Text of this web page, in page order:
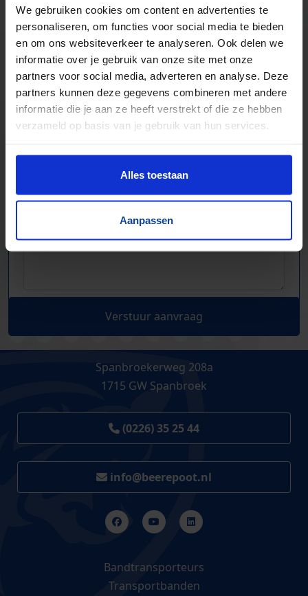
We gebruiken cookies om content en advertenties te
personaliseren, om functies voor social media te bieden
en om ons websiteverkeer te analyseren. Ook delen we
informatie over je gebruik van onze site met onze
partners voor social media, adverteren en analyse. Deze
partners kunnen deze gegevens combineren met andere
informatie die je aan ze heeft verstrekt of die ze hebben
verzameld op basis van je gebruik van hun services.
Alles toestaan
Aanpassen
Elektronische componenten
Verstuur aanvraag
Spanbroekerweg 208a
1715 GW Spanbroek
(0226) 35 25 44
info@beerepoot.nl
Bandtransporteurs
Transportbanden